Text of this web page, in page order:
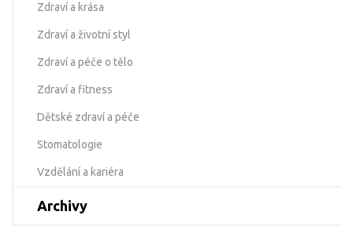
Zdraví a krása
Zdraví a životní styl
Zdraví a péče o tělo
Zdraví a fitness
Dětské zdraví a péče
Stomatologie
Vzdělání a kariéra
Archivy